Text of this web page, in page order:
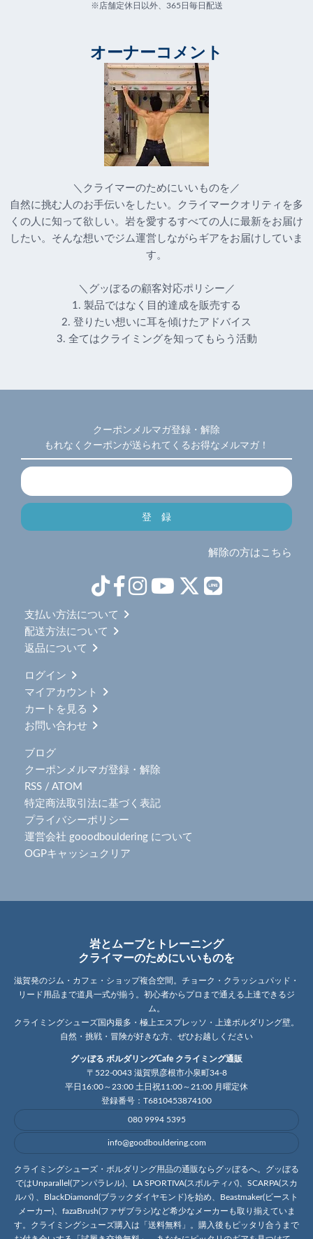
※店舗定休日以外、365日毎日配送
オーナーコメント
＼クライマーのためにいいものを／
自然に挑む人のお手伝いをしたい。クライマークオリティを多
くの人に知って欲しい。岩を愛するすべての人に最新をお届け
したい。そんな想いでジム運営しながらギアをお届けしていま
す。
＼グッぼるの顧客対応ポリシー／
1. 製品ではなく目的達成を販売する
2. 登りたい想いに耳を傾けたアドバイス
3. 全てはクライミングを知ってもらう活動
クーポンメルマガ登録・解除
もれなくクーポンが送られてくるお得なメルマガ！
解除の方はこちら
支払い方法について
配送方法について
返品について
ログイン
マイアカウント
カートを見る
お問い合わせ
ブログ
クーポンメルマガ登録・解除
RSS / ATOM
特定商法取引法に基づく表記
プライバシーポリシー
運営会社 gooodbouldering について
OGPキャッシュクリア
岩とムーブとトレーニング
クライマーのためにいいものを
滋賀発のジム・カフェ・ショップ複合空間。チョーク・クラッシュパッド・
リード用品まで道具一式が揃う。初心者からプロまで通える上達できるジ
ム。
クライミングシューズ国内最多・極上エスプレッソ・上達ボルダリング壁。
自然・挑戦・冒険が好きな方、ぜひお越しください
グッぼる ボルダリングCafe クライミング通販
〒522-0043 滋賀県彦根市小泉町34-8
平日16:00～23:00 土日祝11:00～21:00 月曜定休
登録番号：T6810453874100
080 9994 5395
info@goodbouldering.com
クライミングシューズ・ボルダリング用品の通販ならグッぼるへ。グッぼる
ではUnparallel(アンパラレル)、LA SPORTIVA(スポルティバ)、SCARPA(スカ
ルパ) 、BlackDiamond(ブラックダイヤモンド)を始め、Beastmaker(ビースト
メーカー)、fazaBrush(ファザブラシ)など希少なメーカーも取り揃えていま
す。クライミングシューズ購入は「送料無料」。購入後もピッタリ合うまで